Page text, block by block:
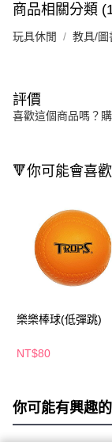
商品相關分類
玩具休閒 教具/圖
評價
喜歡這個商品嗎？
🔻你可能會喜歡
樂樂棒球(低彈跳)
NT$80
你可能有興趣